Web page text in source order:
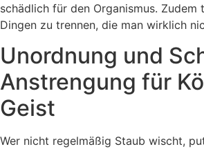
schädlich für den Organismus.
Dingen zu trennen, die man wirklich
Unordnung und
Anstrengung für
Geist
Wer nicht regelmäßig Staub wischt,